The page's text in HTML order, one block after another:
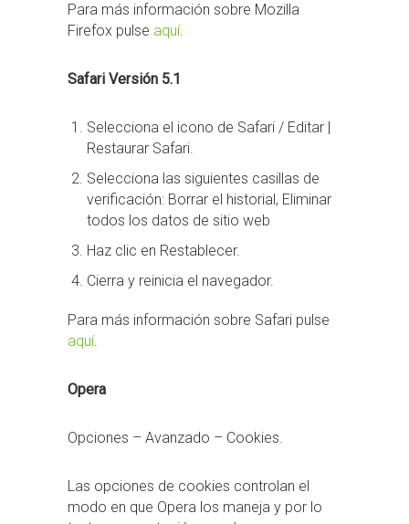
Para más información sobre Mozilla
Firefox pulse aquí.
Safari Versión 5.1
Selecciona el icono de Safari / Editar |
Restaurar Safari.
Selecciona las siguientes casillas de
verificación: Borrar el historial, Eliminar
todos los datos de sitio web
Haz clic en Restablecer.
Cierra y reinicia el navegador.
Para más información sobre Safari pulse
aquí.
Opera
Opciones – Avanzado – Cookies.
Las opciones de cookies controlan el
modo en que Opera los maneja y por lo